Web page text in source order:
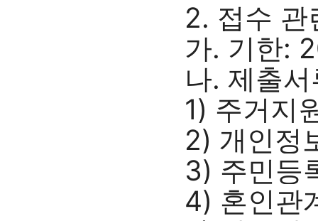
2. 접수 관
가. 기한:
나. 제출
1) 주거지
2) 개인정
3) 주민등
4) 혼인관